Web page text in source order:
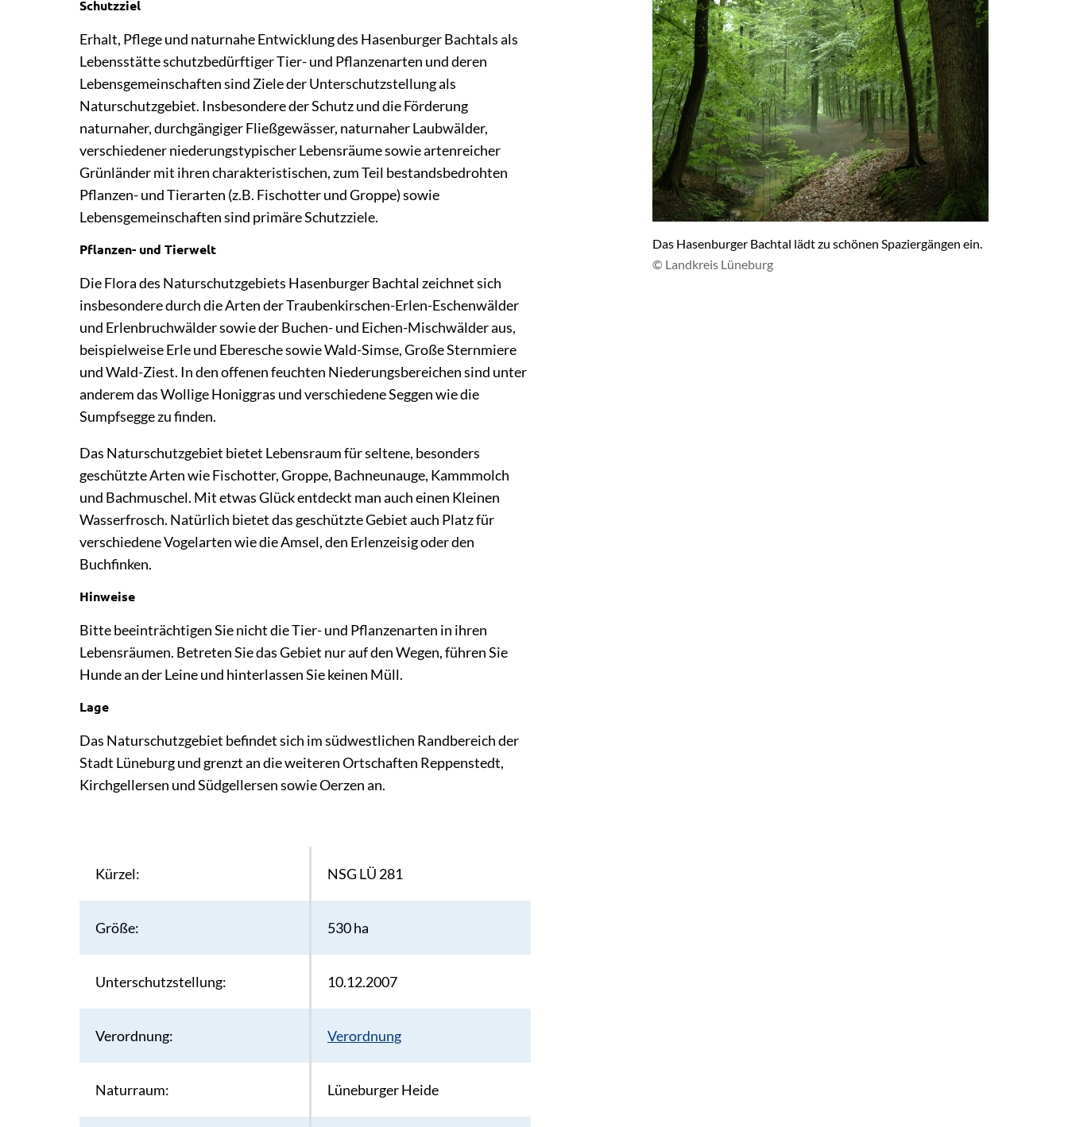
Schutzziel
Erhalt, Pflege und naturnahe Entwicklung des Hasenburger Bachtals als
Lebensstätte schutzbedürftiger Tier- und Pflanzenarten und deren
Lebensgemeinschaften sind Ziele der Unterschutzstellung als
Naturschutzgebiet. Insbesondere der Schutz und die Förderung
naturnaher, durchgängiger Fließgewässer, naturnaher Laubwälder,
verschiedener niederungstypischer Lebensräume sowie artenreicher
Grünländer mit ihren charakteristischen, zum Teil bestandsbedrohten
Pflanzen- und Tierarten (z.B. Fischotter und Groppe) sowie
Lebensgemeinschaften sind primäre Schutzziele.
Pflanzen- und Tierwelt
Die Flora des Naturschutzgebiets Hasenburger Bachtal zeichnet sich
insbesondere durch die Arten der Traubenkirschen-Erlen-Eschenwälder
und Erlenbruchwälder sowie der Buchen- und Eichen-Mischwälder aus,
beispielweise Erle und Eberesche sowie Wald-Simse, Große Sternmiere
und Wald-Ziest. In den offenen feuchten Niederungsbereichen sind unter
anderem das Wollige Honiggras und verschiedene Seggen wie die
Sumpfsegge zu finden.
Das Naturschutzgebiet bietet Lebensraum für seltene, besonders
geschützte Arten wie Fischotter, Groppe, Bachneunauge, Kammmolch
und Bachmuschel. Mit etwas Glück entdeckt man auch einen Kleinen
Wasserfrosch. Natürlich bietet das geschützte Gebiet auch Platz für
verschiedene Vogelarten wie die Amsel, den Erlenzeisig oder den
Buchfinken.
Hinweise
Bitte beeinträchtigen Sie nicht die Tier- und Pflanzenarten in ihren
Lebensräumen. Betreten Sie das Gebiet nur auf den Wegen, führen Sie
Hunde an der Leine und hinterlassen Sie keinen Müll.
Lage
Das Naturschutzgebiet befindet sich im südwestlichen Randbereich der
Stadt Lüneburg und grenzt an die weiteren Ortschaften Reppenstedt,
Kirchgellersen und Südgellersen sowie Oerzen an.
Kürzel: NSG LÜ 281
Größe: 530 ha
Unterschutzstellung: 10.12.2007
Verordnung: Verordnung
Naturraum: Lüneburger Heide
Das Hasenburger Bachtal lädt zu schönen Spaziergängen ein.
© Landkreis Lüneburg